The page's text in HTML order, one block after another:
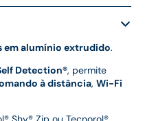
em alumínio extrudido.
Detection®, permite
à distância, Wi-Fi